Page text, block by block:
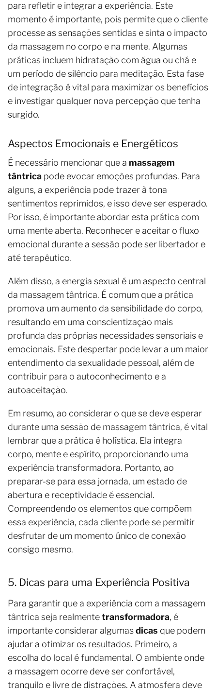
para refletir e integrar a experiência. Este
momento é importante, pois permite que o cliente
processe as sensações sentidas e sinta o impacto
da massagem no corpo e na mente. Algumas
práticas incluem hidratação com água ou chá e
um período de silêncio para meditação. Esta fase
de integração é vital para maximizar os benefícios
e investigar qualquer nova percepção que tenha
surgido.
Aspectos Emocionais e Energéticos
É necessário mencionar que a massagem
tântrica pode evocar emoções profundas. Para
alguns, a experiência pode trazer à tona
sentimentos reprimidos, e isso deve ser esperado.
Por isso, é importante abordar esta prática com
uma mente aberta. Reconhecer e aceitar o fluxo
emocional durante a sessão pode ser libertador e
até terapêutico.
Além disso, a energia sexual é um aspecto central
da massagem tântrica. É comum que a prática
promova um aumento da sensibilidade do corpo,
resultando em uma conscientização mais
profunda das próprias necessidades sensoriais e
emocionais. Este despertar pode levar a um maior
entendimento da sexualidade pessoal, além de
contribuir para o autoconhecimento e a
autoaceitação.
Em resumo, ao considerar o que se deve esperar
durante uma sessão de massagem tântrica, é vital
lembrar que a prática é holística. Ela integra
corpo, mente e espírito, proporcionando uma
experiência transformadora. Portanto, ao
preparar-se para essa jornada, um estado de
abertura e receptividade é essencial.
Compreendendo os elementos que compõem
essa experiência, cada cliente pode se permitir
desfrutar de um momento único de conexão
consigo mesmo.
5. Dicas para uma Experiência Positiva
Para garantir que a experiência com a massagem
tântrica seja realmentetransformadora, é
importante considerar algumasdicas que podem
ajudar a otimizar os resultados. Primeiro, a
escolha do local é fundamental. O ambiente onde
a massagem ocorre deve ser confortável,
tranquilo e livre de distrações. A atmosfera deve